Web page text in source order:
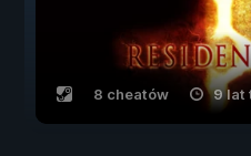
8 cheatów 9 lat